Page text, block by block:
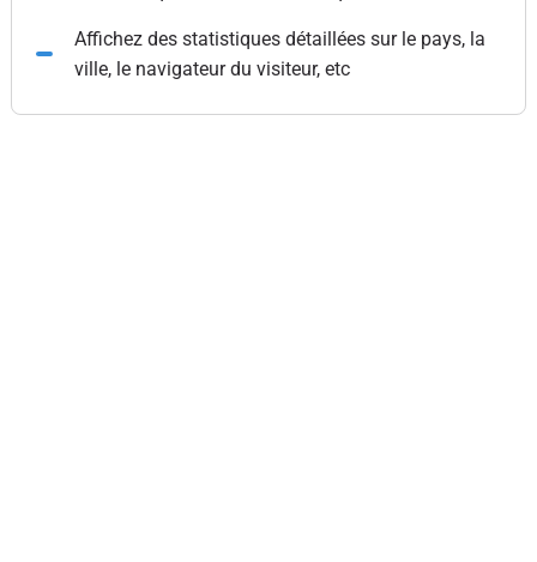
Affichez des statistiques détaillées sur le pays, la
ville, le navigateur du visiteur, etc